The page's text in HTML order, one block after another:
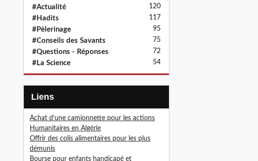
#Actualité 120
#Hadits 117
#Pèlerinage 95
#Conseils des Savants 75
#Questions - Réponses 72
#La Science 54
Liens
Achat d'une camionnette pour les actions
Humanitaires en Algérie
Offrir des colis alimentaires pour les plus
démunis
Bourse pour enfants handicapé et